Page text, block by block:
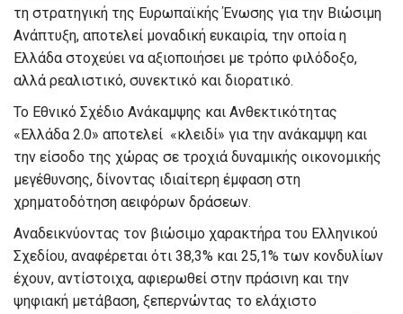
τη στρατηγική της Ευρωπαϊκής Ένωσης για την Βιώσιμη
Ανάπτυξη, αποτελεί μοναδική ευκαιρία, την οποία η
Ελλάδα στοχεύει να αξιοποιήσει με τρόπο φιλόδοξο,
αλλά ρεαλιστικό, συνεκτικό και διορατικό.
Το Εθνικό Σχέδιο Ανάκαμψης και Ανθεκτικότητας
«Ελλάδα 2.0» αποτελεί «κλειδί» για την ανάκαμψη και
την είσοδο της χώρας σε τροχιά δυναμικής οικονομικής
μεγέθυνσης, δίνοντας ιδιαίτερη έμφαση στη
χρηματοδότηση αειφόρων δράσεων.
Αναδεικνύοντας τον βιώσιμο χαρακτήρα του Ελληνικού
Σχεδίου, αναφέρεται ότι 38,3% και 25,1% των κονδυλίων
έχουν, αντίστοιχα, αφιερωθεί στην πράσινη και την
ψηφιακή μετάβαση, ξεπερνώντας το ελάχιστο